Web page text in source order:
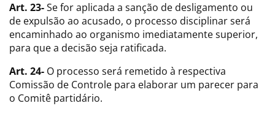
Art. 23-Se for aplicada a sanção de desligamento ou
de expulsão ao acusado, o processo disciplinar será
encaminhado ao organismo imediatamente superior,
para que a decisão seja ratificada.
Art. 24- O processo será remetido à respectiva
Comissão de Controle para elaborar um parecer para
o Comitê partidário.